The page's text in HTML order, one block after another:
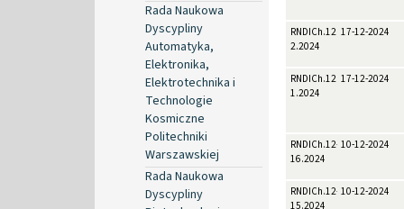
Rada Naukowa
Dyscypliny
Automatyka,
Elektronika,
Elektrotechnika i
Technologie
Kosmiczne
Politechniki
Warszawskiej
Rada Naukowa
Dyscypliny
RNDICh.12a-
2.2024
17-12-2024
RNDICh.12a-
1.2024
17-12-2024
RNDICh.12-
16.2024
10-12-2024
RNDICh.12-
15.2024
10-12-2024